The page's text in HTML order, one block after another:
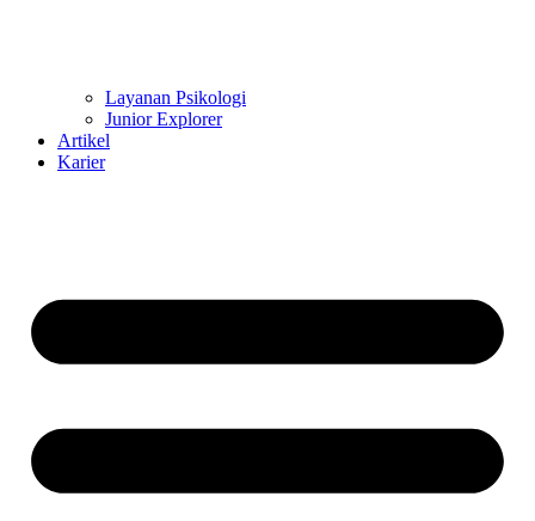
Layanan Psikologi
Junior Explorer
Artikel
Karier